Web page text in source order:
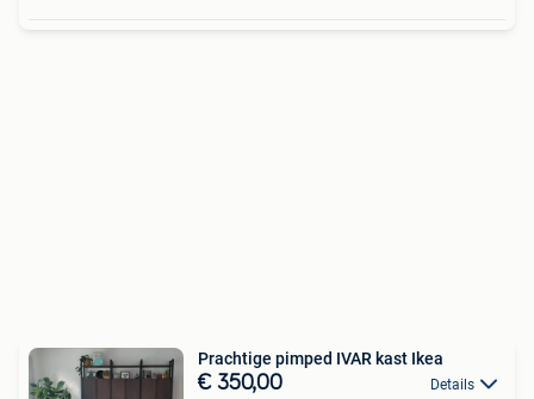
Prachtige pimped IVAR kast Ikea
€ 350,00 Details